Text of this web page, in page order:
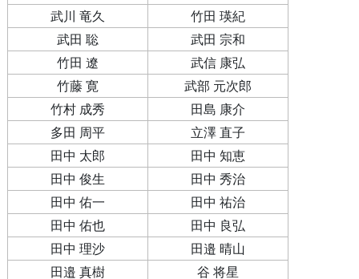
武川 竜久
竹田 瑛紀
武田 聡
武田 宗和
竹田 遼
武信 康弘
竹藤 寛
武部 元次郎
竹村 成秀
田島 康介
多田 周平
立澤 直子
田中 太郎
田中 知恵
田中 俊生
田中 秀治
田中 佑一
田中 祐治
田中 佑也
田中 良弘
田中 理沙
田邉 晴山
田邉 真樹
谷 将星